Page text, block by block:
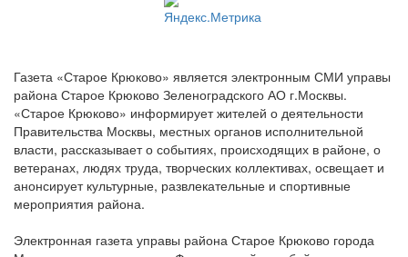
Газета «Старое Крюково» является электронным СМИ управы
района Старое Крюково Зеленоградского АО г.Москвы.
«Старое Крюково» информирует жителей о деятельности
Правительства Москвы, местных органов исполнительной
власти, рассказывает о событиях, происходящих в районе, о
ветеранах, людях труда, творческих коллективах, освещает и
анонсирует культурные, развлекательные и спортивные
мероприятия района.
Электронная газета управы района Старое Крюково города